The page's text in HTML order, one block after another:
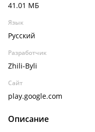
41.01 МБ
Язык
Русский
Разработчик
Zhili-Byli
Сайт
play.google.com
Описание